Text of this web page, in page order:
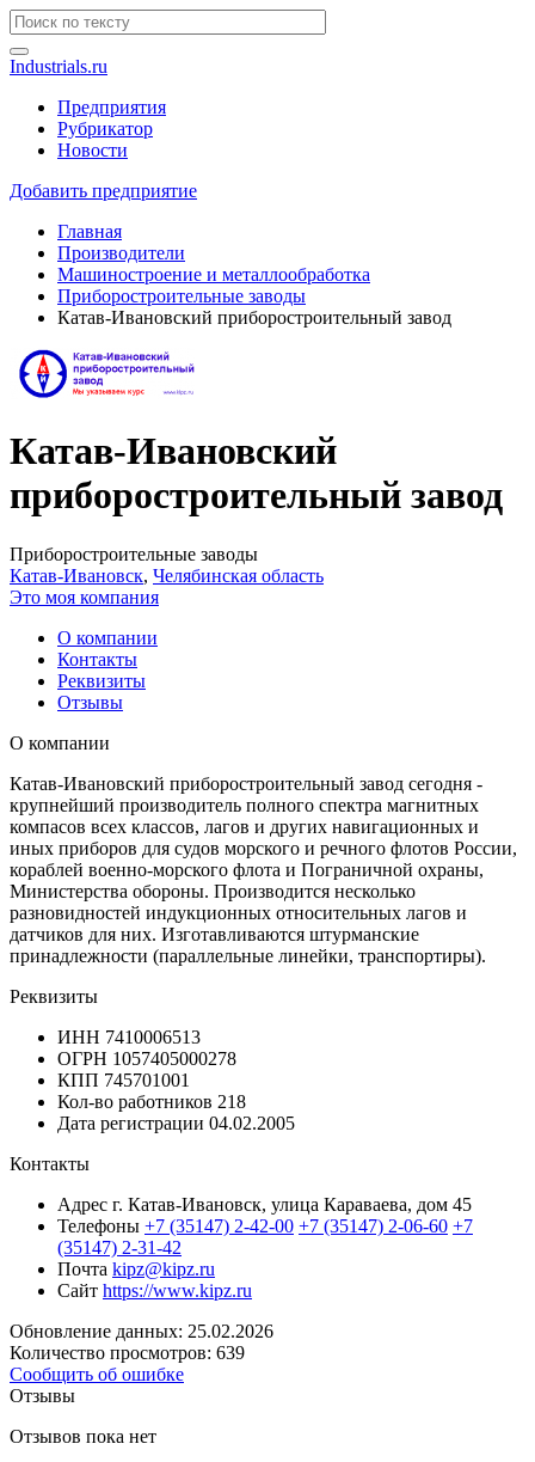
Industrials.ru
Предприятия
Рубрикатор
Новости
Добавить предприятие
Главная
Производители
Машиностроение и металлообработка
Приборостроительные заводы
Катав-Ивановский приборостроительный завод
Катав-Ивановский
приборостроительный завод
Приборостроительные заводы
Катав-Ивановск, Челябинская область
Это моя компания
О компании
Контакты
Реквизиты
Отзывы
О компании
Катав-Ивановский приборостроительный завод сегодня -
крупнейший производитель полного спектра магнитных
компасов всех классов, лагов и других навигационных и
иных приборов для судов морского и речного флотов России,
кораблей военно-морского флота и Пограничной охраны,
Министерства обороны. Производится несколько
разновидностей индукционных относительных лагов и
датчиков для них. Изготавливаются штурманские
принадлежности (параллельные линейки, транспортиры).
Реквизиты
ИНН 7410006513
ОГРН 1057405000278
КПП 745701001
Кол-во работников 218
Дата регистрации 04.02.2005
Контакты
Адрес г. Катав-Ивановск, улица Караваева, дом 45
Телефоны +7 (35147) 2-42-00 +7 (35147) 2-06-60 +7
(35147) 2-31-42
Почта kipz@kipz.ru
Сайт https://www.kipz.ru
Обновление данных: 25.02.2026
Количество просмотров: 639
Сообщить об ошибке
Отзывы
Отзывов пока нет